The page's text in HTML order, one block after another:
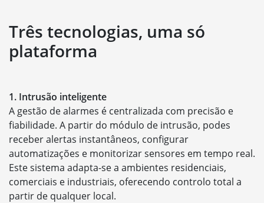
Três tecnologias, uma só
plataforma
1. Intrusão inteligente
A gestão de alarmes é centralizada com precisão e
fiabilidade. A partir do módulo de intrusão, podes
receber alertas instantâneos, configurar
automatizações e monitorizar sensores em tempo real.
Este sistema adapta-se a ambientes residenciais,
comerciais e industriais, oferecendo controlo total a
partir de qualquer local.